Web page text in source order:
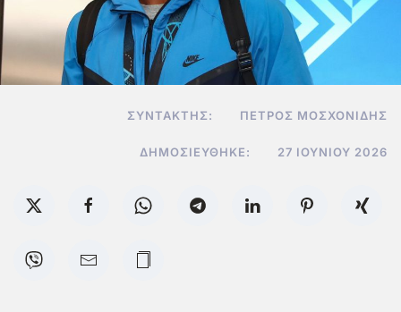
ΣΥΝΤΆΚΤΗΣ: ΠΈΤΡΟΣ ΜΟΣΧΟΝΊΔΗΣ
ΔΗΜΟΣΙΕΎΘΗΚΕ: 27 ΙΟΥΝΊΟΥ 2026